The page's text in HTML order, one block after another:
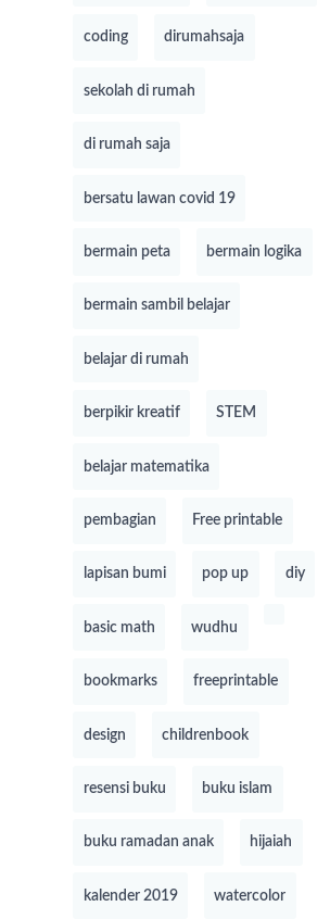
coding dirumahsaja
sekolah di rumah
di rumah saja
bersatu lawan covid 19
bermain peta bermain logika
bermain sambil belajar
belajar di rumah
berpikir kreatif STEM
belajar matematika
pembagian Free printable
lapisan bumi pop up diy
basic math wudhu
bookmarks freeprintable
design childrenbook
resensi buku buku islam
buku ramadan anak hijaiah
kalender 2019 watercolor